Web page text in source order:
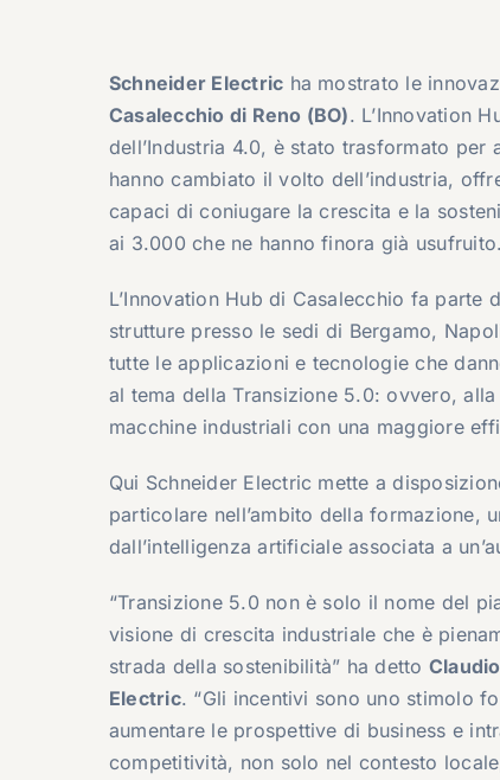
Schneider Electric ha mostrato le
Casalecchio di Reno (BO). L’Innovation
dell’Industria 4.0, è stato trasformato
hanno cambiato il volto dell’industria,
capaci di coniugare la crescita e la
ai 3.000 che ne hanno finora già usufruito.
L’Innovation Hub di Casalecchio fa
strutture presso le sedi di Bergamo,
tutte le applicazioni e tecnologie che
al tema della Transizione 5.0: ovvero,
macchine industriali con una maggiore
Qui Schneider Electric mette a
particolare nell’ambito della formazione,
dall’intelligenza artificiale associata a
“Transizione 5.0 non è solo il nome del
visione di crescita industriale che è
strada della sostenibilità” ha detto
Electric. “Gli incentivi sono uno stimolo
aumentare le prospettive di business e
competitività, non solo nel contesto